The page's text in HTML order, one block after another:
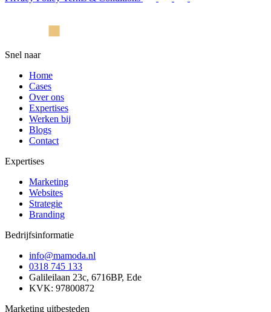
Snel naar
Home
Cases
Over ons
Expertises
Werken bij
Blogs
Contact
Expertises
Marketing
Websites
Strategie
Branding
Bedrijfsinformatie
info@mamoda.nl
0318 745 133
Galileilaan 23c, 6716BP, Ede
KVK: 97800872
Marketing uitbesteden